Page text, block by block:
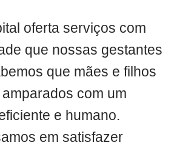
oferta serviços com
que nossas gestantes
que mães e filhos
com um
e humano.
em satisfazer